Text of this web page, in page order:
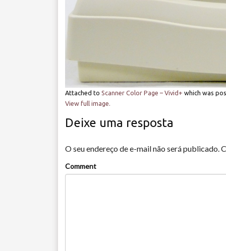
Attached to Scanner Color Page – Vivid+ which was
View full image.
Deixe uma resposta
O seu endereço de e-mail não será publicado.
Comment